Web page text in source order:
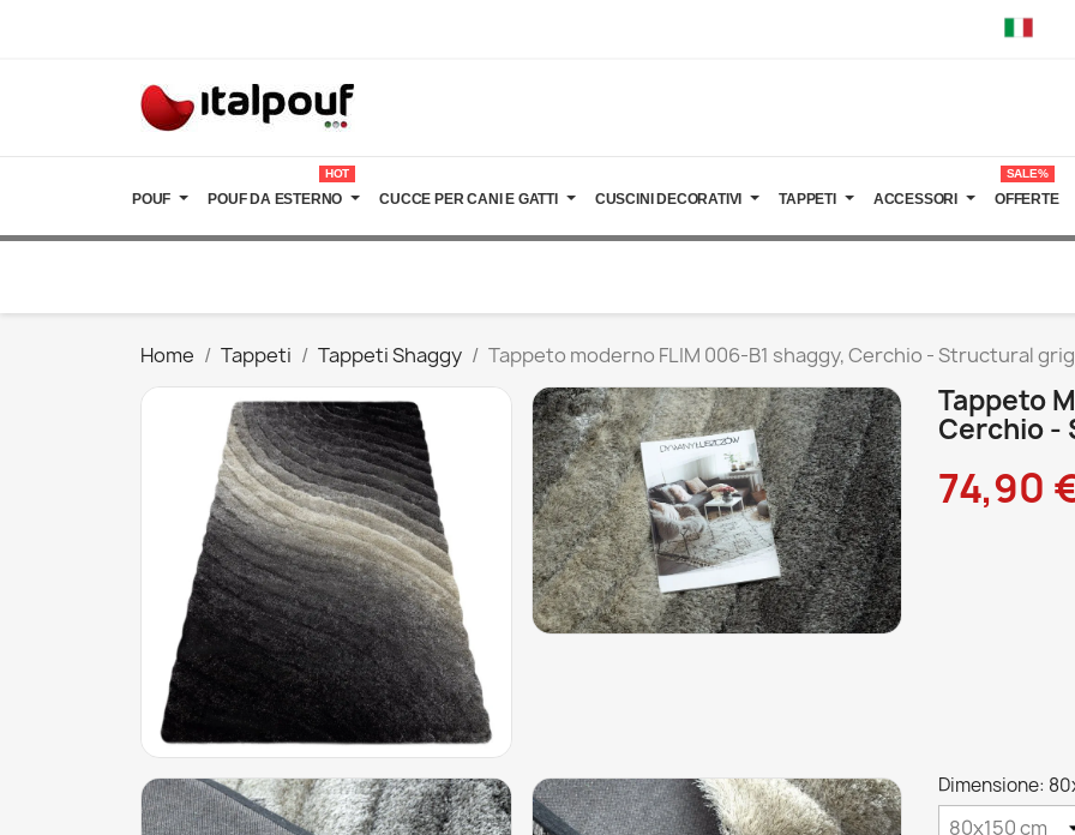
POUF POUF DA ESTERNO
HOT
CUCCE PER CANI E GATTI CUSCINI DECORATIVI TAPPETI ACCESSORI OFFERTE
SALE%
Home Tappeti Tappeti Shaggy Tappeto moderno FLIM 006-B1 shaggy, Cerchio - Structural
Tappeto
Cerchio -
74,90
Dimensione: